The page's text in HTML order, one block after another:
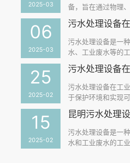
系列措施来确保设
变化的具体策略：
2025-03
备，旨在通过物理
水中的污染物，使
水质要求。污水处
关重要的作用，主
06
2025-03
污水处理设备是一
水、工业废水等的
境、提升城市品位
意义。污水处理设
势主要体现在以下
25
2025-02
污水处理设备在工
于保护环境和实现
义。以下是污水处
的详细分析：
15
2025-02
污水处理设备是一
水和工业废水的工